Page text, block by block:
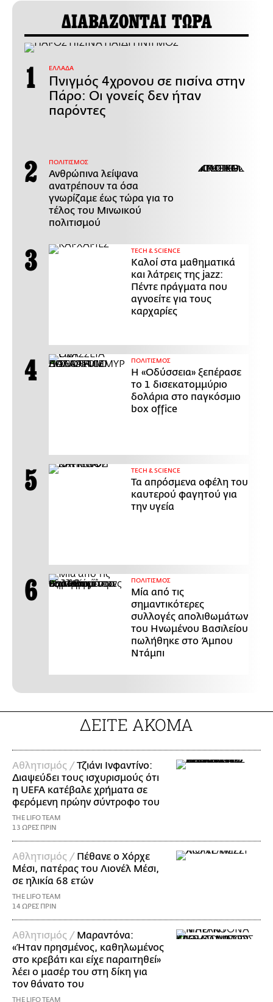
ΔΙΑΒΑΖΟΝΤΑΙ ΤΩΡΑ
ΕΛΛΑΔΑ
Πνιγμός 4χρονου σε πισίνα στην
Πάρο: Οι γονείς δεν ήταν
παρόντες
ΠΟΛΙΤΙΣΜΟΣ
Ανθρώπινα λείψανα
ανατρέπουν τα όσα
γνωρίζαμε έως τώρα για το
τέλος του Μινωικού
πολιτισμού
ΤECH & SCIENCE
Καλοί στα μαθηματικά
και λάτρεις της jazz:
Πέντε πράγματα που
αγνοείτε για τους
καρχαρίες
ΠΟΛΙΤΙΣΜΟΣ
Η «Οδύσσεια» ξεπέρασε
το 1 δισεκατομμύριο
δολάρια στο παγκόσμιο
box office
ΤECH & SCIENCE
Τα απρόσμενα οφέλη του
καυτερού φαγητού για
την υγεία
ΠΟΛΙΤΙΣΜΟΣ
Μία από τις
σημαντικότερες
συλλογές απολιθωμάτων
του Ηνωμένου Βασιλείου
πωλήθηκε στο Άμπου
Ντάμπι
ΔΕΙΤΕ ΑΚΟΜΑ
Αθλητισμός /Τζιάνι Ινφαντίνο:
Διαψεύδει τους ισχυρισμούς ότι
η UEFA κατέβαλε χρήματα σε
φερόμενη πρώην σύντροφο του
THE LIFO TEAM
13 ΩΡΕΣ ΠΡΙΝ
Αθλητισμός / Πέθανε ο Χόρχε
Μέσι, πατέρας του Λιονέλ Μέσι,
σε ηλικία 68 ετών
THE LIFO TEAM
14 ΩΡΕΣ ΠΡΙΝ
Αθλητισμός / Μαραντόνα:
«Ήταν πρησμένος, καθηλωμένος
στο κρεβάτι και είχε παραιτηθεί»
λέει ο μασέρ του στη δίκη για
τον θάνατο του
THE LIFO TEAM